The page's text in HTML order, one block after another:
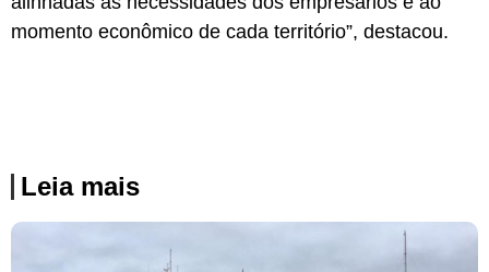
momento econômico de cada território”, destacou.
Leia mais